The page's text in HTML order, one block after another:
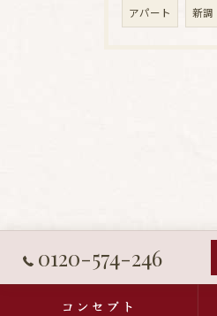
アパート 新調
0120-574-246
コンセプト